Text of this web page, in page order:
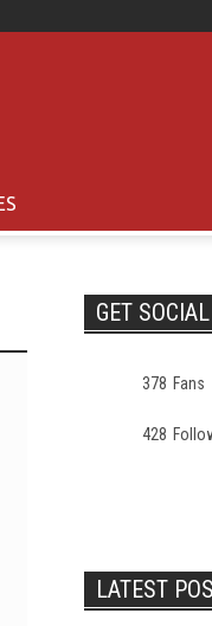
GET SOCIAL
378 Fans
428
LATEST